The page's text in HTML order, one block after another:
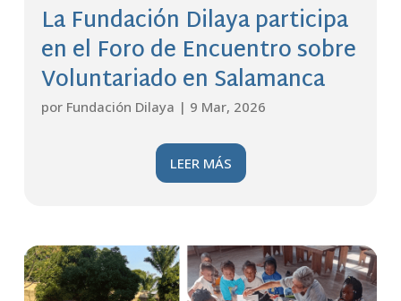
La Fundación Dilaya participa
en el Foro de Encuentro sobre
Voluntariado en Salamanca
por Fundación Dilaya | 9 Mar, 2026
LEER MÁS